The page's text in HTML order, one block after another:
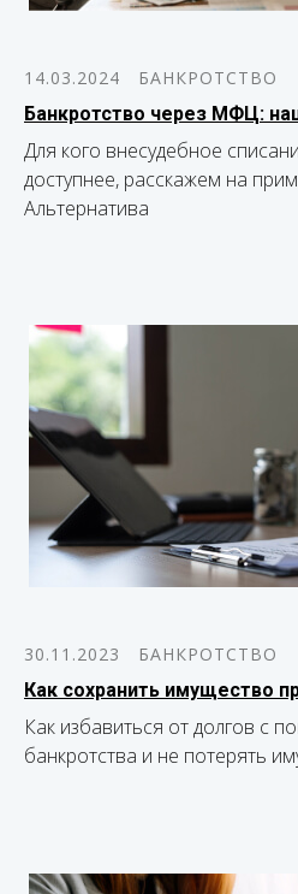
14.03.2024
БАНКРОТСТВО
Банкротство через МФЦ:
Для кого внесудебное
доступнее, расскажем на
Альтернатива
30.11.2023
БАНКРОТСТВО
Как сохранить имущество
Как избавиться от долгов с
банкротства и не потерять